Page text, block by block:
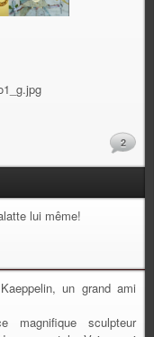
2
lui même!
un grand ami
sculpteur